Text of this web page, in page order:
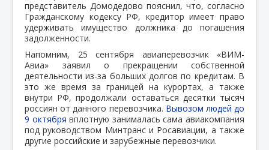
представитель Домодедово пояснил, что, согласно
Гражданскому кодексу РФ, кредитор имеет право
удерживать имущество должника до погашения
задолженности.
Напомним, 25 сентября авиаперевозчик «ВИМ-
Авиа» заявил о прекращении собственной
деятельности из-за больших долгов по кредитам. В
это же время за границей на курортах, а также
внутри РФ, продолжали оставаться десятки тысяч
россиян от данного перевозчика. Вывозом людей до
9 октября вплотную занималась сама авиакомпания
под руководством Минтранс и Росавиации, а также
другие российские и зарубежные перевозчики.